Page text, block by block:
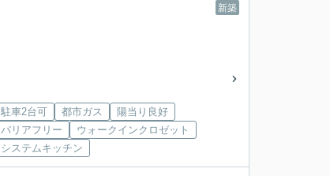
新築
駐車2台可 都市ガス
陽当り良好
バリアフリー
ウォークインクロゼット
システムキッチン